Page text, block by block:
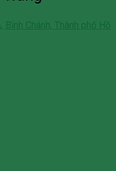
Chánh, Thành phố Hồ